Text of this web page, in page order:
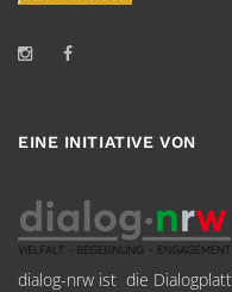
EINE INITIATIVE VON
dialog-nrw ist die